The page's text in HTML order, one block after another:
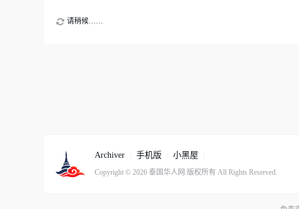
请稍候……
Archiver 手机版 小黑屋
Copyright © 2026 泰国华人网 版权所有 All Rights Reserved.